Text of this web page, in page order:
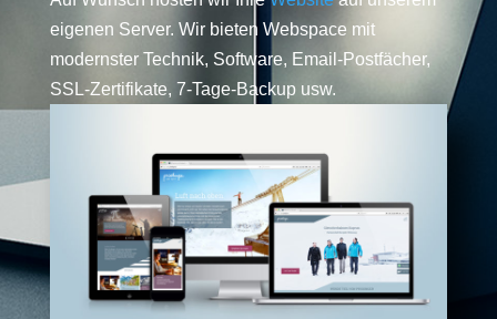
eigenen Server. Wir bieten Webspace mit
modernster Technik, Software, Email-Postfächer,
SSL-Zertifikate, 7-Tage-Backup usw.